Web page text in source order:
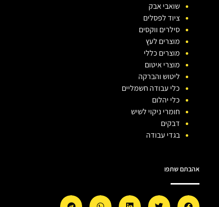
שואבי אבק
ציוד לפסלים
סילרים ווקסים
מוצרים לעץ
מוצרים כללי
מוצרי איטום
ליטוש והברקה
כלי עבודה חשמליים
כלי יהלום
חומרי ניקוי לשיש
דבקים
בגדי עבודה
אהבתם שתפו